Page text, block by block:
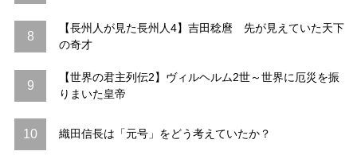
8
【長州人が見た長州人4】吉田稔麿 先が見えていた天下
の奇才
9
【世界の君主列伝2】ヴィルヘルム2世～世界に厄災を振
りまいた皇帝
10 織田信長は「元号」をどう考えていたか？